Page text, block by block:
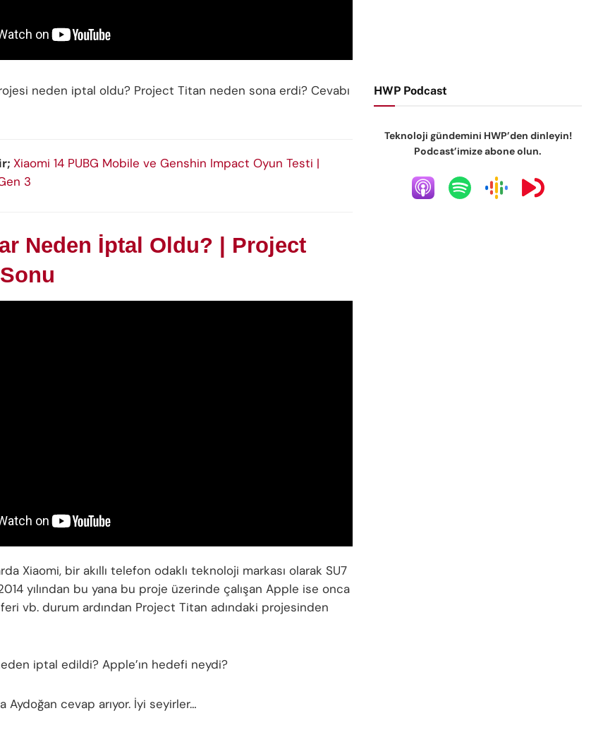
neden iptal oldu? Project Titan neden sona erdi? Cevabı
Xiaomi 14 PUBG Mobile ve Genshin Impact Oyun Testi |
3
Neden İptal Oldu? | Project
Xiaomi, bir akıllı telefon odaklı teknoloji markası olarak SU7
yılından bu yana bu proje üzerinde çalışan Apple ise onca
vb. durum ardından Project Titan adındaki projesinden
iptal edildi? Apple’ın hedefi neydi?
Aydoğan cevap arıyor. İyi seyirler…
HWP Podcast
Teknoloji gündemini HWP’den dinleyin!
Podcast’imize abone olun.